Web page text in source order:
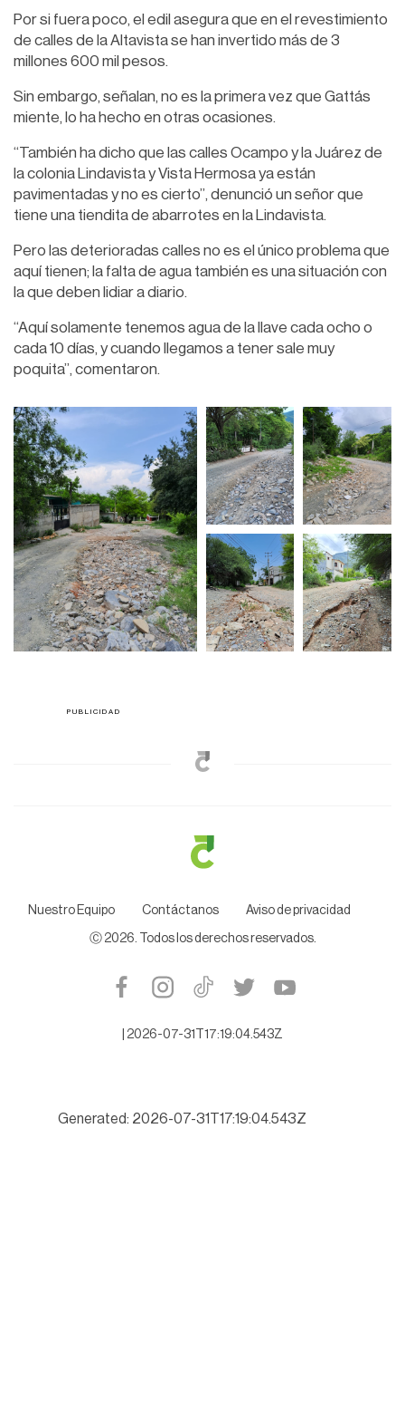
Por si fuera poco, el edil asegura que en el revestimiento
de calles de la Altavista se han invertido más de 3
millones 600 mil pesos.
Sin embargo, señalan, no es la primera vez que Gattás
miente, lo ha hecho en otras ocasiones.
“También ha dicho que las calles Ocampo y la Juárez de
la colonia Lindavista y Vista Hermosa ya están
pavimentadas y no es cierto”, denunció un señor que
tiene una tiendita de abarrotes en la Lindavista.
Pero las deterioradas calles no es el único problema que
aquí tienen; la falta de agua también es una situación con
la que deben lidiar a diario.
“Aquí solamente tenemos agua de la llave cada ocho o
cada 10 días, y cuando llegamos a tener sale muy
poquita”, comentaron.
Nuestro Equipo Contáctanos Aviso de privacidad
Ⓒ 2026. Todos los derechos reservados.
2026-07-31T17:19:04.543Z
Generated: 2026-07-31T17:19:04.543Z